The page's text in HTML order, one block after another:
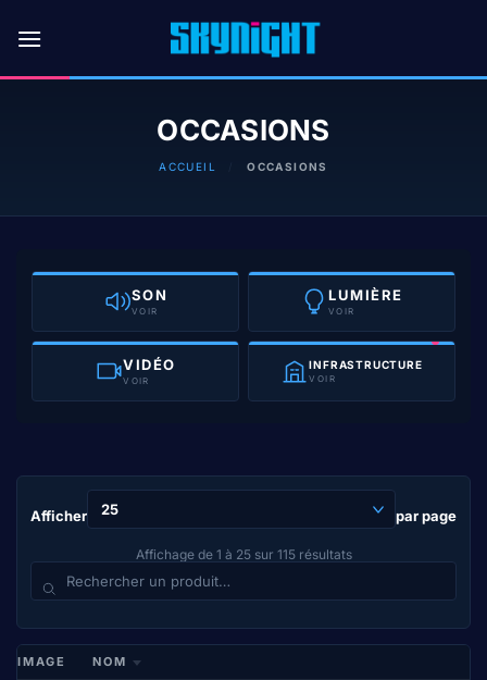
OCCASIONS
ACCUEIL OCCASIONS
SON
VOIR
LUMIÈRE
VOIR
VIDÉO
VOIR
INFRASTRUCTURE
VOIR
Afficher par page
Affichage de 1 à 25 sur 115 résultats
IMAGE NOM